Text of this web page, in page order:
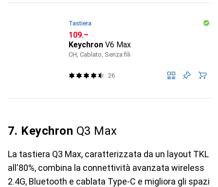
Tastiera
CHF
109.–
Keychron V6 Max
CH, Cablato, Senza fili
26
7. Keychron Q3 Max
La tastiera Q3 Max, caratterizzata da un layout TKL
all'80%, combina la connettività avanzata wireless
2.4G, Bluetooth e cablata Type-C e migliora gli spazi